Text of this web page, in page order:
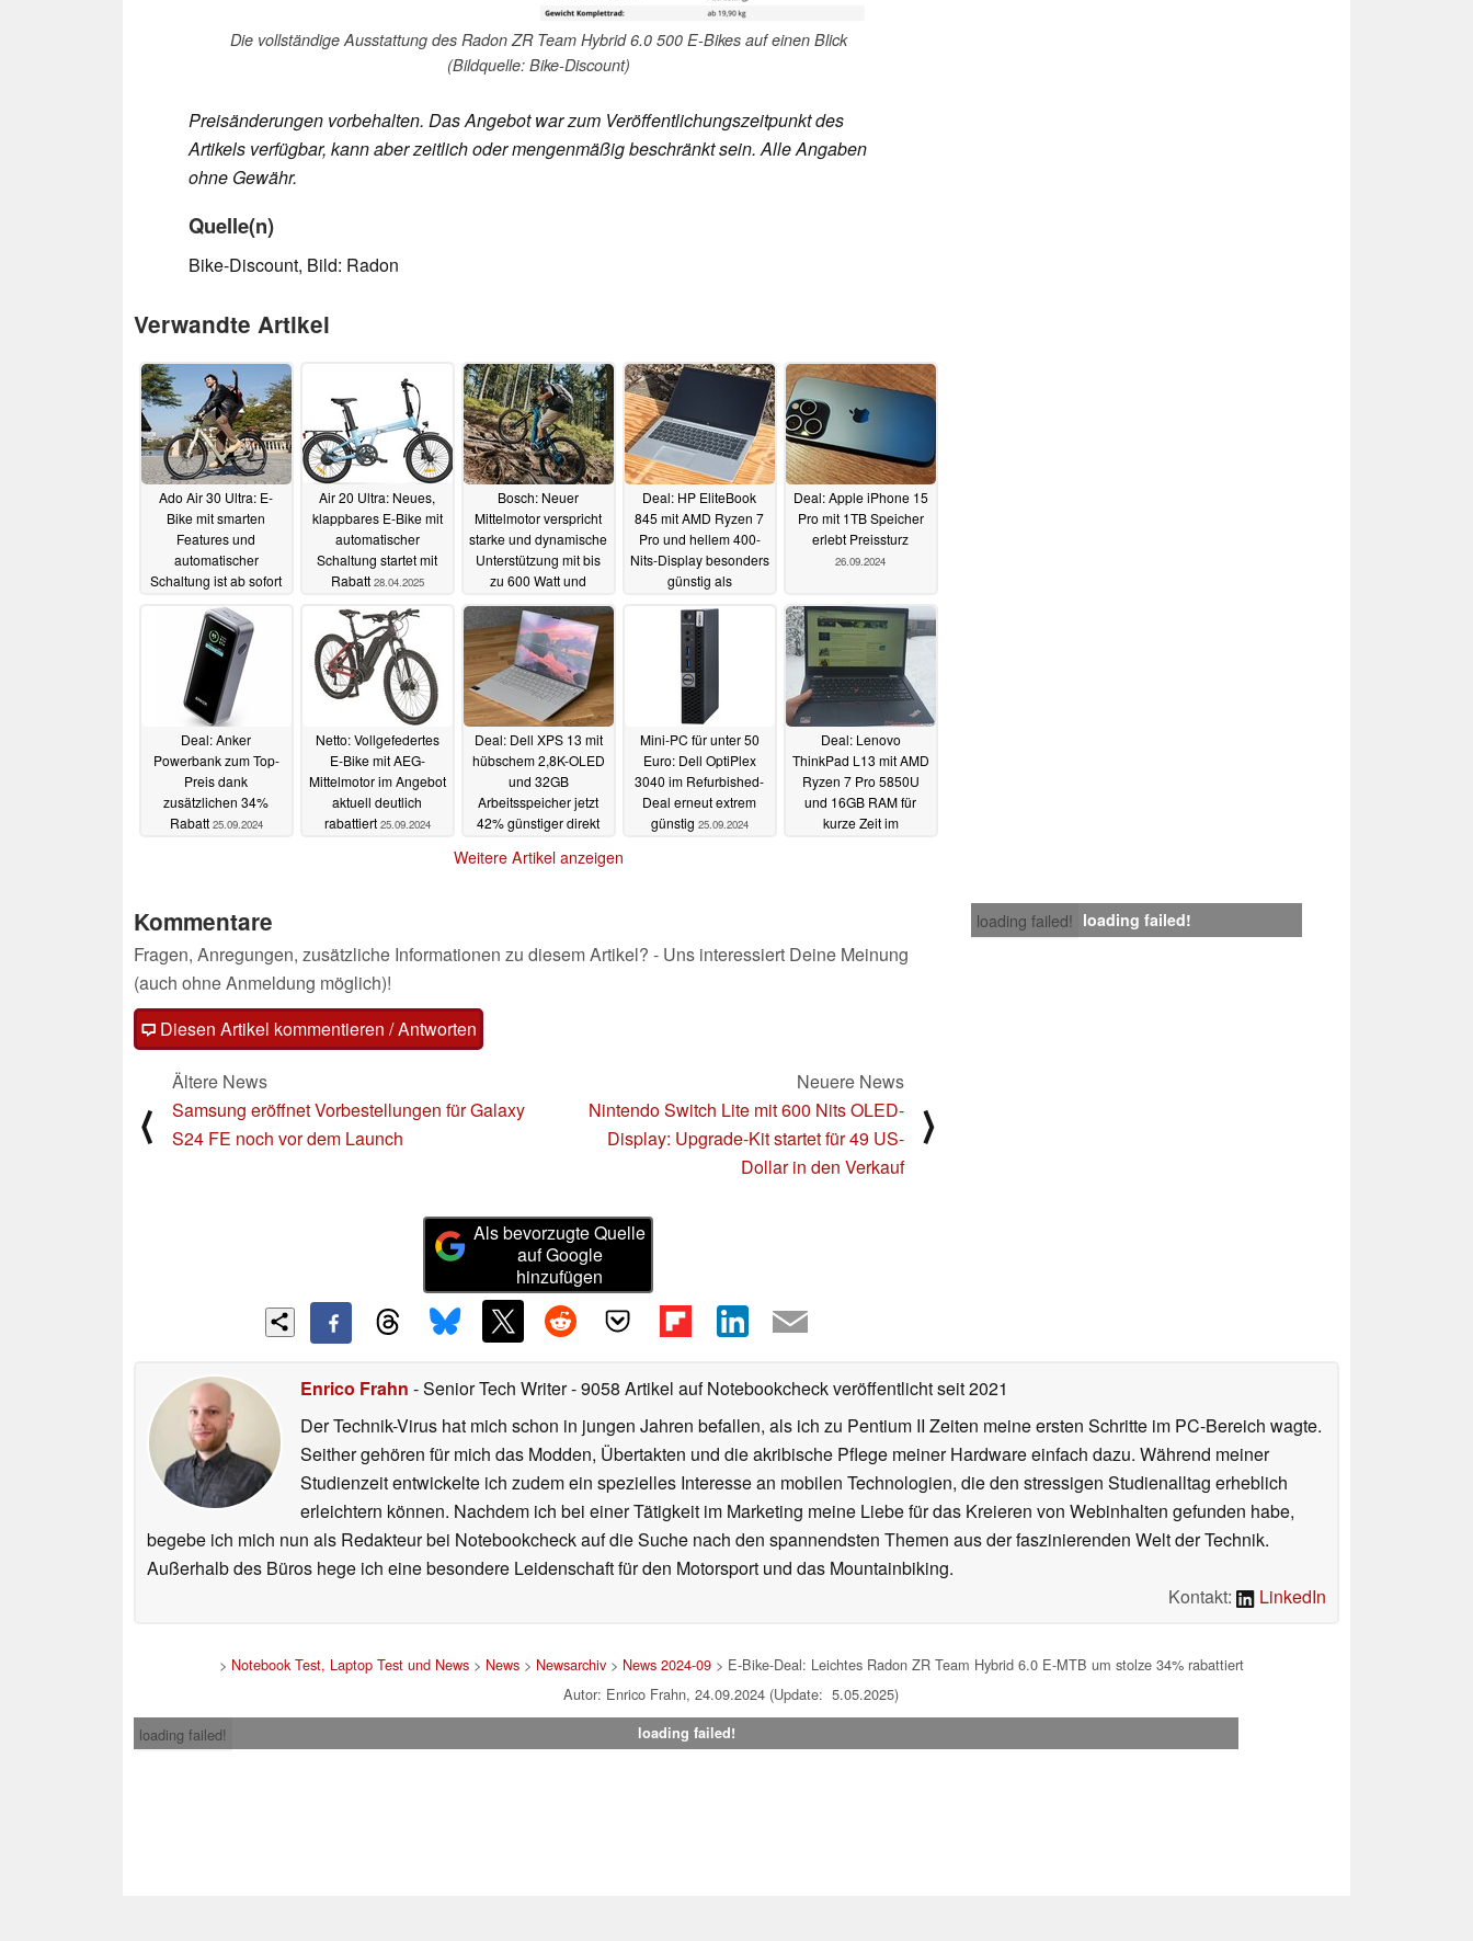
Die vollständige Ausstattung des Radon ZR Team Hybrid 6.0 500 E-Bikes auf einen Blick
(Bildquelle: Bike-Discount)
Preisänderungen vorbehalten. Das Angebot war zum Veröffentlichungszeitpunkt des
Artikels verfügbar, kann aber zeitlich oder mengenmäßig beschränkt sein. Alle Angaben
ohne Gewähr.
Quelle(n)
Bike-Discount, Bild: Radon
Verwandte Artikel
Ado Air 30 Ultra: E-
Bike mit smarten
Features und
automatischer
Schaltung ist ab sofort
Air 20 Ultra: Neues,
klappbares E-Bike mit
automatischer
Schaltung startet mit
Rabatt 28.04.2025
Bosch: Neuer
Mittelmotor verspricht
starke und dynamische
Unterstützung mit bis
zu 600 Watt und
30.09.2024
Deal: HP EliteBook
845 mit AMD Ryzen 7
Pro und hellem 400-
Nits-Display besonders
günstig als
26.09.2024
Deal: Apple iPhone 15
Pro mit 1TB Speicher
erlebt Preissturz
26.09.2024
Deal: Anker
Powerbank zum Top-
Preis dank
zusätzlichen 34%
Rabatt 25.09.2024
Netto: Vollgefedertes
E-Bike mit AEG-
Mittelmotor im Angebot
aktuell deutlich
rabattiert 25.09.2024
Deal: Dell XPS 13 mit
hübschem 2,8K-OLED
und 32GB
Arbeitsspeicher jetzt
42% günstiger direkt
25.09.2024
Mini-PC für unter 50
Euro: Dell OptiPlex
3040 im Refurbished-
Deal erneut extrem
günstig 25.09.2024
Deal: Lenovo
ThinkPad L13 mit AMD
Ryzen 7 Pro 5850U
und 16GB RAM für
kurze Zeit im
Weitere Artikel anzeigen
loading failed! loading failed!
Kommentare
Fragen, Anregungen, zusätzliche Informationen zu diesem Artikel? - Uns interessiert Deine Meinung
(auch ohne Anmeldung möglich)!
Diesen Artikel kommentieren / Antworten
⟨
Ältere News
Samsung eröffnet Vorbestellungen für Galaxy
S24 FE noch vor dem Launch
Neuere News
Nintendo Switch Lite mit 600 Nits OLED-
Display: Upgrade-Kit startet für 49 US-
Dollar in den Verkauf
⟩
Als bevorzugte Quelle
auf Google
hinzufügen
Enrico Frahn - Senior Tech Writer- 9058 Artikel auf Notebookcheck veröffentlichtseit 2021
Der Technik-Virus hat mich schon in jungen Jahren befallen, als ich zu Pentium II Zeiten meine ersten Schritte im PC-Bereich wagte.
Seither gehören für mich das Modden, Übertakten und die akribische Pflege meiner Hardware einfach dazu. Während meiner
Studienzeit entwickelte ich zudem ein spezielles Interesse an mobilen Technologien, die den stressigen Studienalltag erheblich
erleichtern können. Nachdem ich bei einer Tätigkeit im Marketing meine Liebe für das Kreieren von Webinhalten gefunden habe,
begebe ich mich nun als Redakteur bei Notebookcheck auf die Suche nach den spannendsten Themen aus der faszinierenden Welt der Technik.
Außerhalb des Büros hege ich eine besondere Leidenschaft für den Motorsport und das Mountainbiking.
Kontakt:
LinkedIn
> Notebook Test, Laptop Test und News> News> Newsarchiv> News 2024-09> E-Bike-Deal: Leichtes Radon ZR Team Hybrid 6.0 E-MTB um stolze 34% rabattiert
Autor: Enrico Frahn, 24.09.2024 (Update: 5.05.2025)
loading failed!
loading failed!